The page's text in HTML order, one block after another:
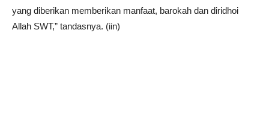
yang diberikan memberikan manfaat, barokah dan diridhoi
Allah SWT,” tandasnya. (iin)